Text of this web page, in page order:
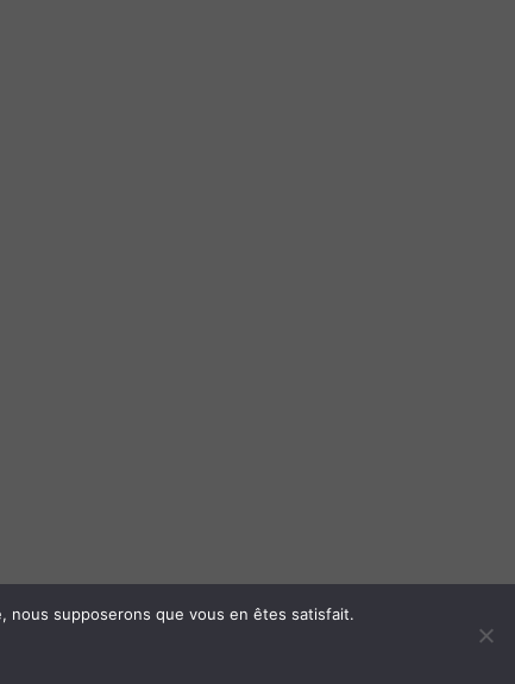
nous supposerons que vous en êtes satisfait.